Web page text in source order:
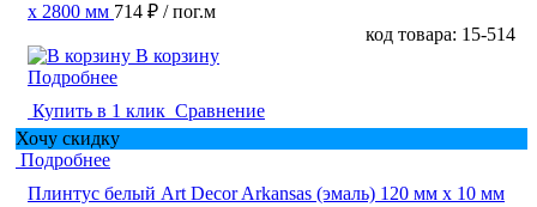
х 2800 мм 714 ₽ / пог.м
код товара: 15-514
В корзину
Подробнее
Купить в 1 клик Сравнение
Хочу скидку
Подробнее
Плинтус белый Art Decor Arkansas (эмаль) 120 мм х 10 мм